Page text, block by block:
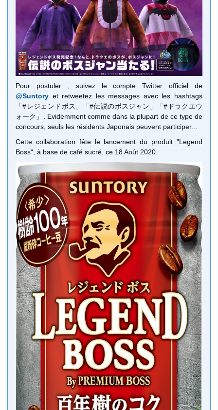
Pour postuler , suivez le compte Twitter officiel de
@Suntory et retweetez les messages avec les hashtags
「#レジェンドボス」「#伝説のボスジャン」「#ドラクエウ
ォーク」. Evidemment comme dans la plupart de ce type de
concours, seuls les résidents Japonais peuvent participer...
Cette collaboration fête le lancement du produit "Legend
Boss", à base de café sucré, ce 18 Août 2020.